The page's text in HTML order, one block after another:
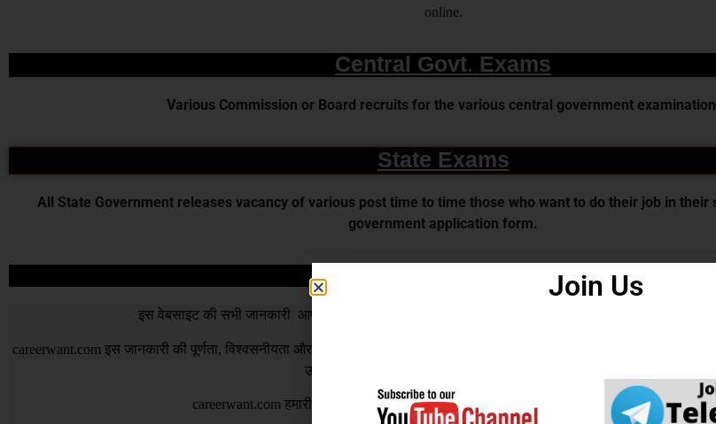
online.
Central Govt. Exams
Various Commission or Board recruits for the various central government
State Exams
All State Government releases vacancy of various post time to time those who want to do their job in their
government application form.
DISCLAIMER
इस वेबसाइट की सभी जानकारी आपको अपने लक्ष्य पर पहुँचने के साथ सामान्य जानकारी के उद्देश्य से प्रकाशित की
careerwant.com इस जानकारी की पूर्णता, विश्वसनीयता और सटीकता के बारे में कोई वारंटी नहीं देता है। इस वेबसाइट (
उस पर आप अपने जोखिम पर सख्ती से कार्रवाई करते हैं।
careerwant.com हमारी वेबसाइट के उपयोग के संबंध में किसी भी नुकसान के लिए उत्तरदायी नहीं होगा।
Join Us